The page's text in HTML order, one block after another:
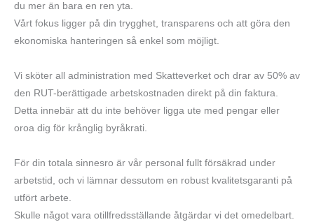
du mer än bara en ren yta.
Vårt fokus ligger på din trygghet, transparens och att göra den
ekonomiska hanteringen så enkel som möjligt.
Vi sköter all administration med Skatteverket och drar av 50% av
den RUT-berättigade arbetskostnaden direkt på din faktura.
Detta innebär att du inte behöver ligga ute med pengar eller
oroa dig för krånglig byråkrati.
För din totala sinnesro är vår personal fullt försäkrad under
arbetstid, och vi lämnar dessutom en robust kvalitetsgaranti på
utfört arbete.
Skulle något vara otillfredsställande åtgärdar vi det omedelbart.